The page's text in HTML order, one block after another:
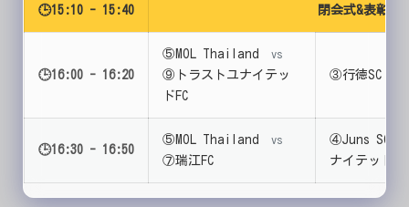
🕒15:10 - 15:40 閉会式&表彰式
🕒16:00 - 16:20
⑤MOL Thailand vs
⑨トラストユナイテッ
ドFC
③行徳SC
🕒16:30 - 16:50
⑤MOL Thailand vs
⑦瑞江FC
④Juns SC
ナイテッドFC